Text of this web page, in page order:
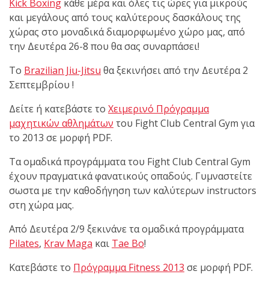
Θεοφάνους
με την υποστήριξη της
Sejoy Hellas.
Οι αθλητές
του Fight
Club Galatsi
ολοκλήρωσαν με επιτυχία
εξετάσεις έγχρωμων
ζωνών!
Με μεγάλη
επιτυχία
πραγματοποιήθηκε το
Kick Boxing κάθε μέρα και όλες τις ώρες για μικρούς
και μεγάλους από τους καλύτερους δασκάλους της
χώρας στο μοναδικά διαμορφωμένο χώρο μας, από
την Δευτέρα 26-8 που θα σας συναρπάσει!
Το Brazilian Jiu-Jitsu θα ξεκινήσει από την Δευτέρα 2
Σεπτεμβρίου !
Δείτε ή κατεβάστε το Χειμερινό Πρόγραμμα
μαχητικών αθλημάτων του Fight Club Central Gym για
το 2013 σε μορφή PDF.
Τα ομαδικά προγράμματα του Fight Club Central Gym
έχουν πραγματικά φανατικούς οπαδούς. Γυμναστείτε
σωστα με την καθοδήγηση των καλύτερων instructors
στη χώρα μας.
Από Δευτέρα 2/9 ξεκινάνε τα ομαδικά προγράμματα
Pilates, Krav Maga και Tae Bo!
Κατεβάστε το Πρόγραμμα Fitness 2013 σε μορφή PDF.